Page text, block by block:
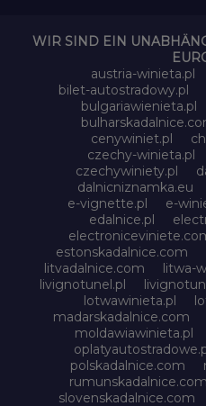
WIR SIND EIN
austria-winieta.pl
bilet-autostradowy.pl
bulgariawienieta.pl
cenywiniet.pl
czechy-winieta.pl
czechywiniety.pl
dalnicniznamka.eu
e-vignette.pl
e-
edalnice.pl
estonskadalnice.com
litvadalnice.com
litwa-
livignotunel.pl
lotwawinieta.pl
madarskadalnice.com
moldawiawinieta.pl
polskadalnice.com
rumunskadalnice.com
slovenskadalnice.com